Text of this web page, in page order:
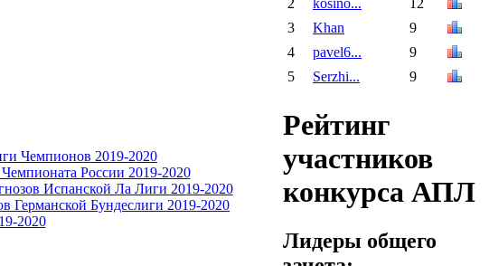
3
Khan
9
4
pavel6...
9
5
Serzhi... 9
Рейтинг
участников
конкурса АПЛ
Лидеры общего